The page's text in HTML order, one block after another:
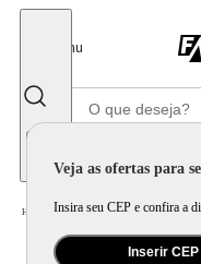
Menu
Veja as ofertas para
Insira seu CEP e confira a
Inserir CEP
Home Presentes / Bolsa e Mochila / Mochila